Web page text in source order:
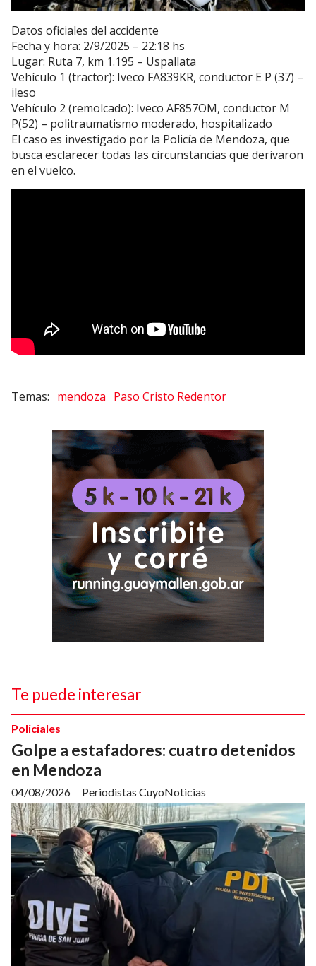
Datos oficiales del accidente
Fecha y hora: 2/9/2025 – 22:18 hs
Lugar: Ruta 7, km 1.195 – Uspallata
Vehículo 1 (tractor): Iveco FA839KR, conductor E P (37) –
ileso
Vehículo 2 (remolcado): Iveco AF857OM, conductor M
P(52) – politraumatismo moderado, hospitalizado
El caso es investigado por la Policía de Mendoza, que
busca esclarecer todas las circunstancias que derivaron
en el vuelco.
mendoza Paso Cristo Redentor
Te puede interesar
Golpe a estafadores: cuatro detenidos
en Mendoza
Periodistas CuyoNoticias
Policiales
04/08/2026